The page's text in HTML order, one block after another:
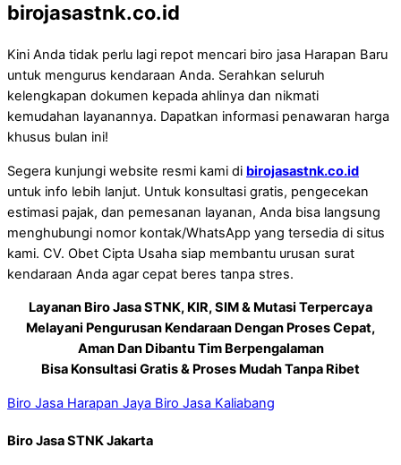
birojasastnk.co.id
Kini Anda tidak perlu lagi repot mencari biro jasa Harapan Baru
untuk mengurus kendaraan Anda. Serahkan seluruh
kelengkapan dokumen kepada ahlinya dan nikmati
kemudahan layanannya. Dapatkan informasi penawaran harga
khusus bulan ini!
Segera kunjungi website resmi kami di birojasastnk.co.id
untuk info lebih lanjut. Untuk konsultasi gratis, pengecekan
estimasi pajak, dan pemesanan layanan, Anda bisa langsung
menghubungi nomor kontak/WhatsApp yang tersedia di situs
kami. CV. Obet Cipta Usaha siap membantu urusan surat
kendaraan Anda agar cepat beres tanpa stres.
Layanan Biro Jasa STNK, KIR, SIM & Mutasi Terpercaya
Melayani Pengurusan Kendaraan Dengan Proses Cepat,
Aman Dan Dibantu Tim Berpengalaman
Bisa Konsultasi Gratis & Proses Mudah Tanpa Ribet
Biro Jasa Harapan Jaya Biro Jasa Kaliabang
Biro Jasa STNK Jakarta